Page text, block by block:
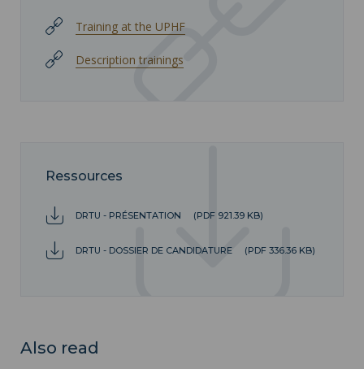
Training at the UPHF
Description trainings
Ressources
DRTU - PRÉSENTATION (PDF 921.39 KB)
DRTU - DOSSIER DE CANDIDATURE (PDF 336.36 KB)
Also read